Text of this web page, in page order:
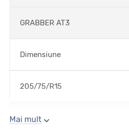
GRABBER AT3
Dimensiune
205/75/R15
Sezon
Mai mult